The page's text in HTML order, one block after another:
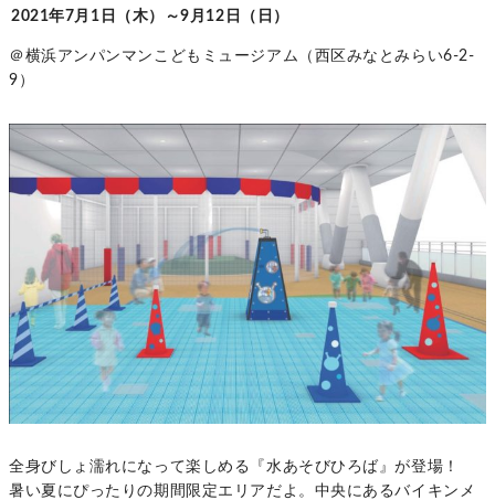
2021年7月1日（木）～9月12日（日）
＠横浜アンパンマンこどもミュージアム（西区みなとみらい6-2-
9）
全身びしょ濡れになって楽しめる『水あそびひろば』が登場！
暑い夏にぴったりの期間限定エリアだよ。中央にあるバイキンメ